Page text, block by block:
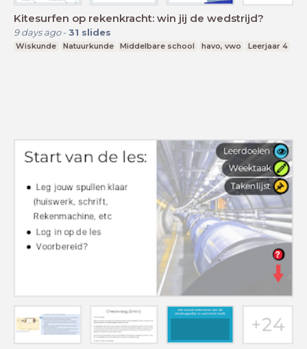
Kitesurfen op rekenkracht: win jij de wedstrijd?
9 days ago- 31 slides
Wiskunde Natuurkunde Middelbare school havo, vwo Leerjaar 4